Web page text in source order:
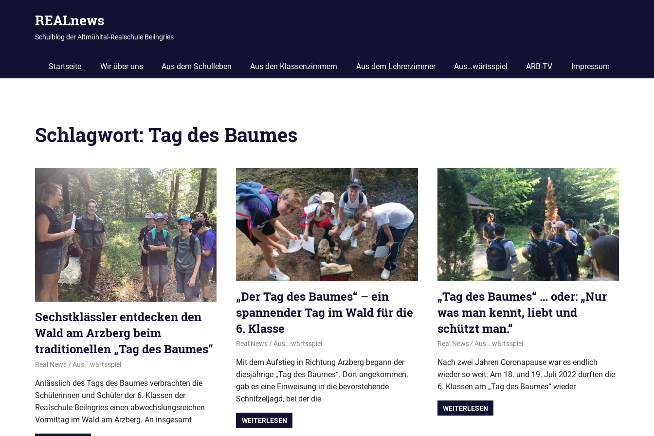
REALnews
Schulblog der Altmühltal-Realschule Beilngries
Startseite Wir über uns Aus dem Schulleben Aus den Klassenzimmern Aus dem Lehrerzimmer Aus…wärtsspiel ARB-TV Impressum
Schlagwort: Tag des Baumes
Sechstklässler entdecken den
Wald am Arzberg beim
traditionellen „Tag des Baumes“
30. Juli 2026
Real News Aus...wärtsspiel
Anlässlich des Tags des Baumes verbrachten die
Schülerinnen und Schüler der 6. Klassen der
Realschule Beilngries einen abwechslungsreichen
Vormittag im Wald am Arzberg. An insgesamt
„Der Tag des Baumes“ – ein
spannender Tag im Wald für die
6. Klasse
31. Juli 2025
Real News Aus...wärtsspiel
Mit dem Aufstieg in Richtung Arzberg begann der
diesjährige „Tag des Baumes“. Dort angekommen,
gab es eine Einweisung in die bevorstehende
Schnitzeljagd, bei der die
WEITERLESEN
„Tag des Baumes“ … oder: „Nur
was man kennt, liebt und
schützt man.“
27. Juli 2022
Real News Aus...wärtsspiel
Nach zwei Jahren Coronapause war es endlich
wieder so weit: Am 18. und 19. Juli 2022 durften die
6. Klassen am „Tag des Baumes“ wieder
WEITERLESEN